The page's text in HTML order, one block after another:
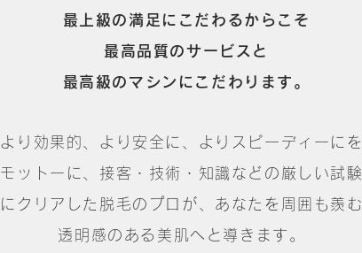
最上級の満足にこだわるからこそ
最高品質のサービスと
最高級のマシンにこだわります。
より効果的、より安全に、よりスピーディーにを
モットーに、接客・技術・知識などの厳しい試験
にクリアした脱毛のプロが、あなたを周囲も羨む
透明感のある美肌へと導きます。